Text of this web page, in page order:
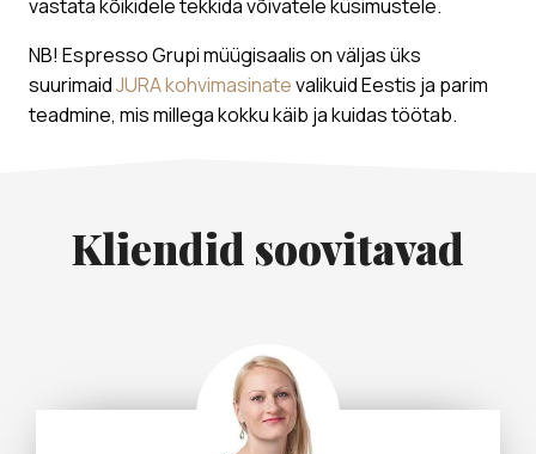
vastata kõikidele tekkida võivatele küsimustele.
NB! Espresso Grupi müügisaalis on väljas üks
suurimaidJURA kohvimasinatevalikuid Eestis ja parim
teadmine, mis millega kokku käib ja kuidas töötab.
Kliendid soovitavad